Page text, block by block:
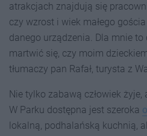
atrakcjach znajdują się
czy wzrost i wiek małego
danego urządzenia. Dla mnie
martwić się, czy moim
tłumaczy pan Rafał, turysta z
Nie tylko zabawą człowiek
W Parku dostępna jest szeroka
lokalną, podhalańską kuchnią,